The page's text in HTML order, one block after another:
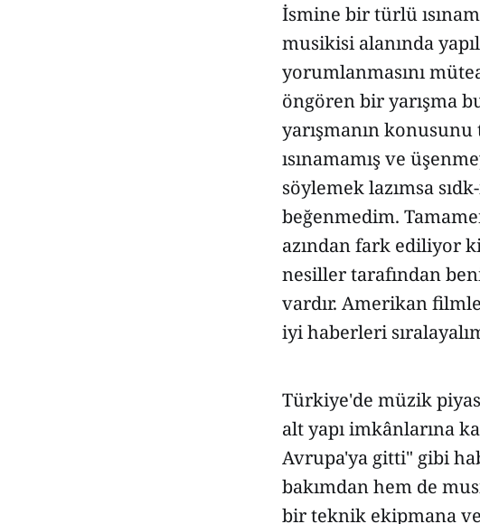
İsmine bir türlü
musikisi alanında
yorumlanmasını
öngören bir yarışma
yarışmanın
ısınamamış ve
söylemek lazımsa
beğenmedim.
azından fark ediliyor
nesiller tarafından
vardır. Amerikan
iyi haberleri
Türkiye'de müzik
alt yapı imkânlarına
Avrupa'ya gitti" gibi
bakımdan hem de
bir teknik ekipmana